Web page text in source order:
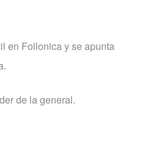
en Follonica y se apunta
de la general.